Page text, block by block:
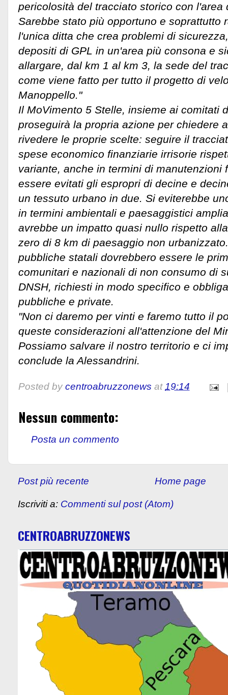
pericolosità del tracciato storico con l'area
Sarebbe stato più opportuno e soprattutto
l'unica ditta che crea problemi di
depositi di GPL in un'area più consona e
allargare, dal km 1 al km 3, la sede del
come viene fatto per tutto il progetto di
Manoppello."
Il MoVimento 5 Stelle, insieme ai comitati
proseguirà la propria azione per chiedere
rivedere le proprie scelte: seguire il
spese economico finanziarie irrisorie
variante, anche in termini di manutenzioni
essere evitati gli espropri di decine e
un tessuto urbano in due. Si eviterebbe
in termini ambientali e paesaggistici
avrebbe un impatto quasi nullo rispetto
zero di 8 km di paesaggio non
pubbliche statali dovrebbero essere le
comunitari e nazionali di non consumo di
DNSH, richiesti in modo specifico e
pubbliche e private.
"Non ci daremo per vinti e faremo tutto il
queste considerazioni all'attenzione del
Possiamo salvare il nostro territorio e ci
conclude la Alessandrini.
Posted by centroabruzzonews at19:14
Nessun commento:
Posta un commento
Post più recente Home page
Iscriviti a: Commenti sul post (Atom)
CENTROABRUZZONEWS